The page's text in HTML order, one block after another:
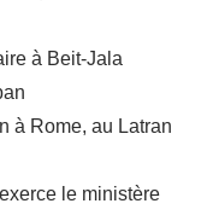
à Beit-Jala
à Rome, au Latran
le ministère